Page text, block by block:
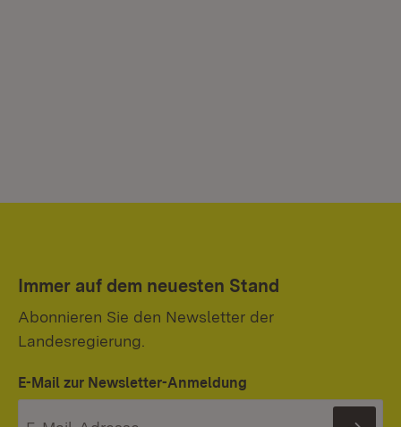
Immer auf dem neuesten Stand
Abonnieren Sie den Newsletter der
Landesregierung.
E-Mail zur Newsletter-Anmeldung